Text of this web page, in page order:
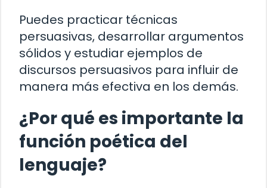
Puedes practicar técnicas
persuasivas, desarrollar argumentos
sólidos y estudiar ejemplos de
discursos persuasivos para influir de
manera más efectiva en los demás.
¿Por qué es importante la
función poética del
lenguaje?